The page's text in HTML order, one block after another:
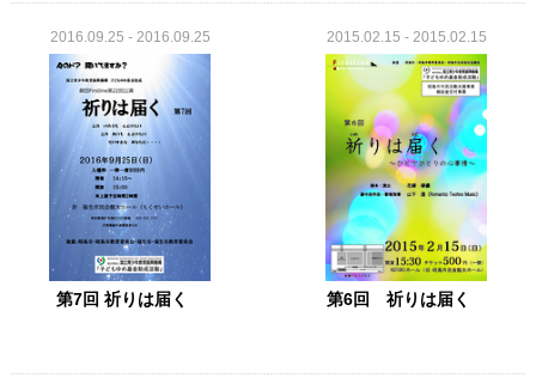
2016.09.25 - 2016.09.25
第7回 祈りは届く
2015.02.15 - 2015.02.15
第6回 祈りは届く